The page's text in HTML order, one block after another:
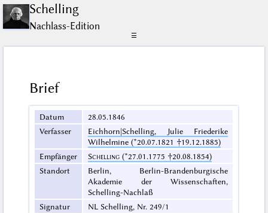
Schelling
Nachlass-Edition
☰
Brief
Datum
28.05.1846
Verfasser
Eichhorn|Schelling, Julie Friederike
Wilhelmine (*20.07.1821 †19.12.1885)
Empfänger
Schelling (*27.01.1775 †20.08.1854)
Standort
Berlin, Berlin-Brandenburgische
Akademie der Wissenschaften,
Schelling-Nachlaß
Signatur
NL Schelling, Nr. 249/1